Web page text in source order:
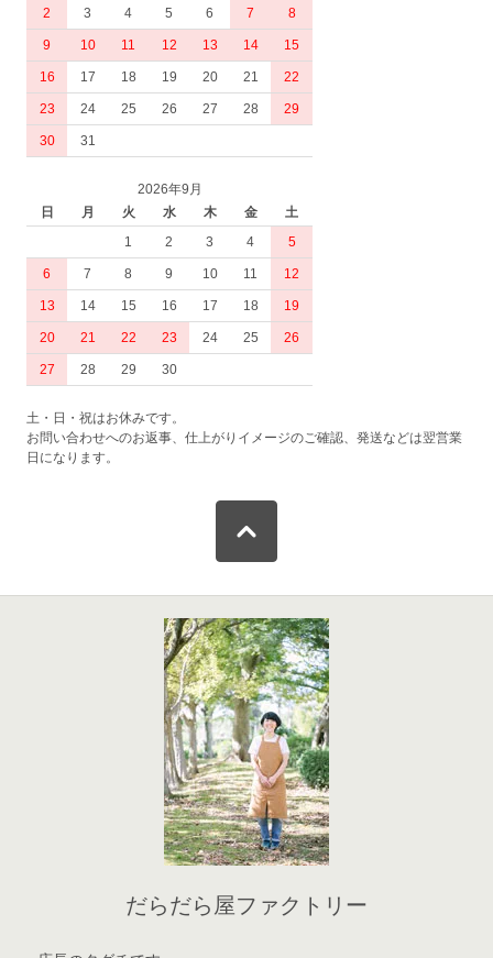
2 3 4 5 6 7 8
9 10 11 12 13 14 15
16 17 18 19 20 21 22
23 24 25 26 27 28 29
30 31
2026年9月
日
月 火 水 木 金
土
1
2 3 4 5
6 7 8 9 10 11 12
13 14 15 16 17 18 19
20 21 22 23 24 25 26
27 28 29 30
土・日・祝はお休みです。
お問い合わせへのお返事、仕上がりイメージのご確認、発送などは翌営業
日になります。
だらだら屋ファクトリー